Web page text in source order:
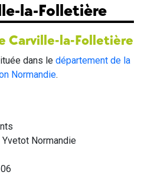
la-Folletière
Carville-la-Folletière
dans le département de la
Normandie.
Yvetot Normandie